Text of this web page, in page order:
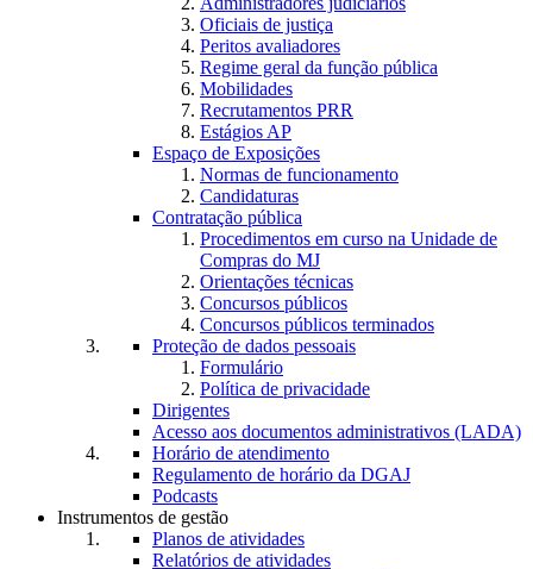
Oficiais de justiça
Peritos avaliadores
Regime geral da função pública
Mobilidades
Recrutamentos PRR
Estágios AP
Espaço de Exposições
Normas de funcionamento
Candidaturas
Contratação pública
Procedimentos em curso na Unidade de
Compras do MJ
Orientações técnicas
Concursos públicos
Concursos públicos terminados
Proteção de dados pessoais
Formulário
Política de privacidade
Dirigentes
Acesso aos documentos administrativos (LADA)
Horário de atendimento
Regulamento de horário da DGAJ
Podcasts
Instrumentos de gestão
Planos de atividades
Relatórios de atividades